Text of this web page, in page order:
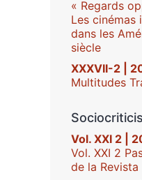
« Regards
Les cinémas
dans les
siècle
XXXVII-2 |
Multitudes
Vol. XXI 2 |
Vol. XXI 2
de la Revista